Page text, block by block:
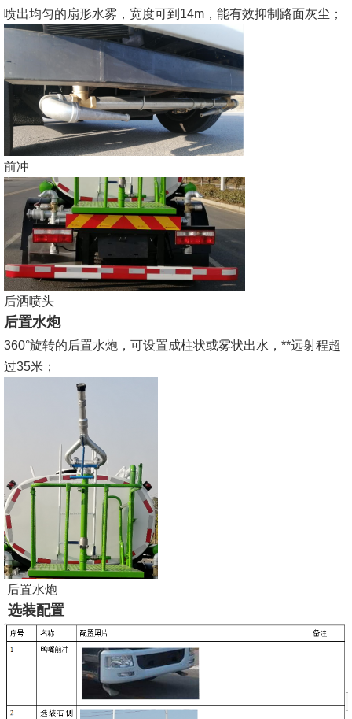
喷出均匀的扇形水雾，宽度可到14m，能有效抑制路面灰尘；
前冲
后洒喷头
后置水炮
360°旋转的后置水炮，可设置成柱状或雾状出水，**远射程超
过35米；
后置水炮
选装配置